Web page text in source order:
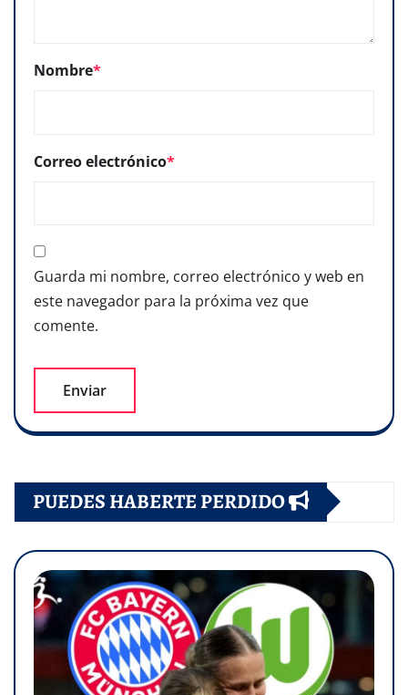
Nombre*
Correo electrónico*
Guarda mi nombre, correo electrónico y web en
este navegador para la próxima vez que
comente.
PUEDES HABERTE PERDIDO